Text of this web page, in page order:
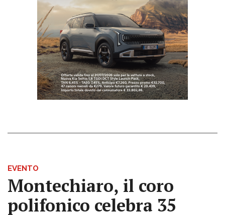
EVENTO
Montechiaro, il coro
polifonico celebra 35